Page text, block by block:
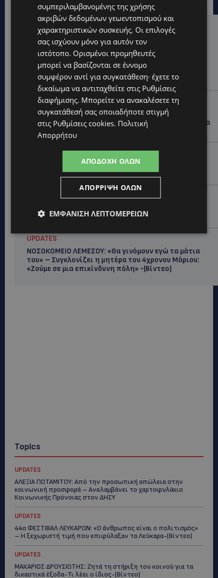
Hot this week
UPDATES
ΑΛΕΞΙΑ ΠΟΤΑΜΙΤΟΥ: Από την προσωπική απώλεια
στην κοινωνική προσφορά – Αναλαμβάνει το
χαρτοφυλάκιο Κοινωνικής Πρόνοιας στον ΔΗΣΥ
UPDATES
44ο ΦΕΣΤΙΒΑΛ ΛΕΥΚΑΡΩΝ: «Ο άνθρωπος είναι ο
πολιτισμός» – Η ξεχωριστή τιμή που επιφύλαξαν τα
Λεύκαρα-(Βίντεο)
ΜΑΚΑΡΙΟΣ ΔΡΟΥΣΙΩΤΗΣ: Ζητά τη στήριξη του κοινού
για τα δικαστικά έξοδα-Τι λέει ο ίδιος-(Βίντεο)
ΝΙΚΟΣ ΚΑΖΑΝΤΖΑΚΗΣ: Γιατί το έργο του εξακολουθεί
να μας αφορά
UPDATES
ΝΟΣΟΚΟΜΕΙΟ ΛΕΜΕΣΟΥ: «Θα γινόμουν εγώ τα μάτια
του» – Συγκλονίζει η μητέρα του 4χρονου Μάριου:
«Ζούμε σε μια επικίνδυνη πόλη» -(Βίντεο)
Topics
UPDATES
ΑΛΕΞΙΑ ΠΟΤΑΜΙΤΟΥ: Από την προσωπική απώλεια στην
κοινωνική προσφορά – Αναλαμβάνει το χαρτοφυλάκιο
Κοινωνικής Πρόνοιας στον ΔΗΣΥ
UPDATES
44ο ΦΕΣΤΙΒΑΛ ΛΕΥΚΑΡΩΝ: «Ο άνθρωπος είναι ο πολιτισμός»
– Η ξεχωριστή τιμή που επιφύλαξαν τα Λεύκαρα-(Βίντεο)
UPDATES
ΜΑΚΑΡΙΟΣ ΔΡΟΥΣΙΩΤΗΣ: Ζητά τη στήριξη του κοινού για τα
δικαστικά έξοδα-Τι λέει ο ίδιος-(Βίντεο)
συμπεριλαμβανομένης της χρήσης
ακριβών δεδομένων γεωεντοπισμού και
χαρακτηριστικών συσκευής. Οι επιλογές
σας ισχύουν μόνο για αυτόν τον
ιστότοπο. Ορισμένοι προμηθευτές
μπορεί να βασίζονται σε έννομο
συμφέρον αντί για συγκατάθεση· έχετε το
δικαίωμα να αντιταχθείτε στις Ρυθμίσεις
διαφήμισης. Μπορείτε να ανακαλέσετε τη
συγκατάθεσή σας οποιαδήποτε στιγμή
στις Ρυθμίσεις cookies. Πολιτική
Απορρήτου
ΑΠΟΔΟΧΉ ΌΛΩΝ
ΑΠΌΡΡΙΨΗ ΌΛΩΝ
ΕΜΦΆΝΙΣΗ ΛΕΠΤΟΜΕΡΕΙΏΝ